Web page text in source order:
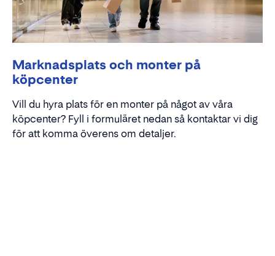
Marknadsplats och monter på
köpcenter
Vill du hyra plats för en monter på något av våra
köpcenter? Fyll i formuläret nedan så kontaktar vi dig
för att komma överens om detaljer.